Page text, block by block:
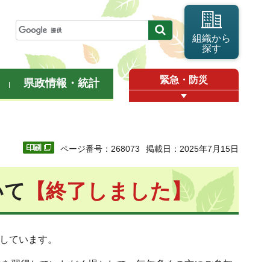
組織から
探す
県政情報・統計 緊急・防災
ページ番号：268073 掲載日：2025年7月15日
【終了しました】
ています。